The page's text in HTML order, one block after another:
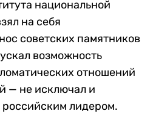
национальной
на себя
советских памятников
возможность
отношений
— не исключал и
лидером.